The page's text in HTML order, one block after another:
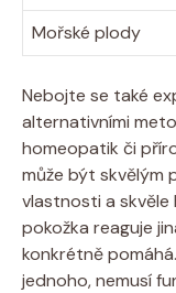
Mořské plody
Nebojte‍ se také
alternativními
homeopatik ⁢či
může být skvělým
vlastnosti a skvěle
pokožka reaguje
konkrétně
⁤jednoho,⁢ nemusí